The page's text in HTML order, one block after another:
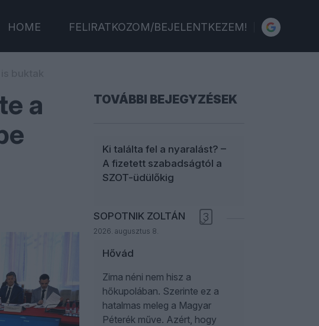
HOME FELIRATKOZOM/BEJELENTKEZEM!
a
TOVÁBBI BEJEGYZÉSEK
Ki találta fel a nyaralást? –
A fizetett szabadságtól a
SZOT-üdülőkig
SOPOTNIK ZOLTÁN
2026. augusztus 8.
3
Hővád
Zima néni nem hisz a
hőkupolában. Szerinte ez a
hatalmas meleg a Magyar
Péterék műve. Azért, hogy